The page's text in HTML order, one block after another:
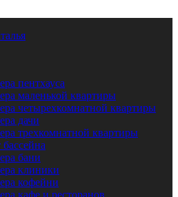
пентхауса
маленькой квартиры
четырехкомнатной квартиры
дачи
трехкомнатной квартиры
бани
клиники
кофейни
кафе и ресторанов